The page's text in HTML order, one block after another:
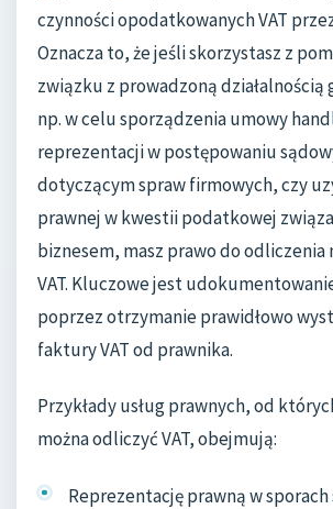
czynności opodatkowanych VAT
Oznacza to, że jeśli skorzystasz z
związku z prowadzoną działalnością
np. w celu sporządzenia umowy
reprezentacji w postępowaniu
dotyczącym spraw firmowych, czy
prawnej w kwestii podatkowej
biznesem, masz prawo do odliczenia
VAT. Kluczowe jest
poprzez otrzymanie prawidłowo
faktury VAT od prawnika.
Przykłady usług prawnych, od
można odliczyć VAT, obejmują:
Reprezentację prawną w